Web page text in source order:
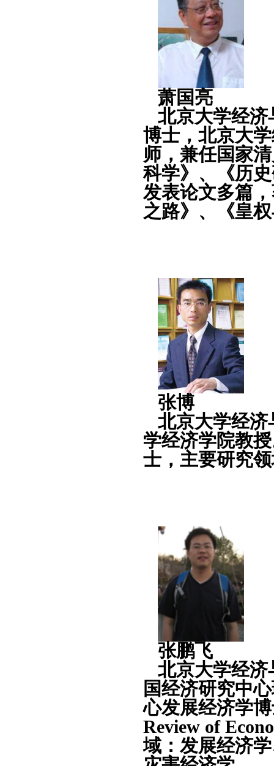
萧国亮
北京大学经
博士，北京大
师，兼任国家
科学》、《历
发表论文多篇
之路》、《皇
张博
北京大学经
学经济学院教
士，主要研究
张鹏飞
北京大学经
国经济研究中
心发展经济学
Review of
域：发展经济